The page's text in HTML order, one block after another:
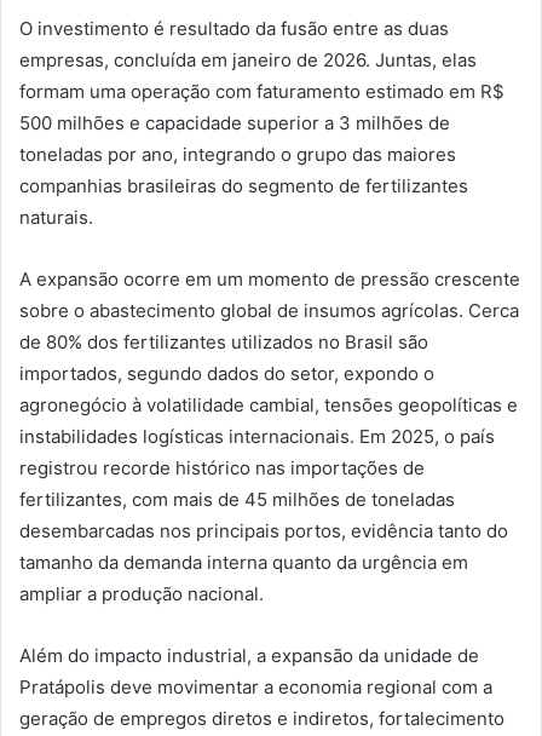
O investimento é resultado da fusão entre as duas
empresas, concluída em janeiro de 2026. Juntas, elas
formam uma operação com faturamento estimado em R$
500 milhões e capacidade superior a 3 milhões de
toneladas por ano, integrando o grupo das maiores
companhias brasileiras do segmento de fertilizantes
naturais.
A expansão ocorre em um momento de pressão crescente
sobre o abastecimento global de insumos agrícolas. Cerca
de 80% dos fertilizantes utilizados no Brasil são
importados, segundo dados do setor, expondo o
agronegócio à volatilidade cambial, tensões geopolíticas e
instabilidades logísticas internacionais. Em 2025, o país
registrou recorde histórico nas importações de
fertilizantes, com mais de 45 milhões de toneladas
desembarcadas nos principais portos, evidência tanto do
tamanho da demanda interna quanto da urgência em
ampliar a produção nacional.
Além do impacto industrial, a expansão da unidade de
Pratápolis deve movimentar a economia regional com a
geração de empregos diretos e indiretos, fortalecimento